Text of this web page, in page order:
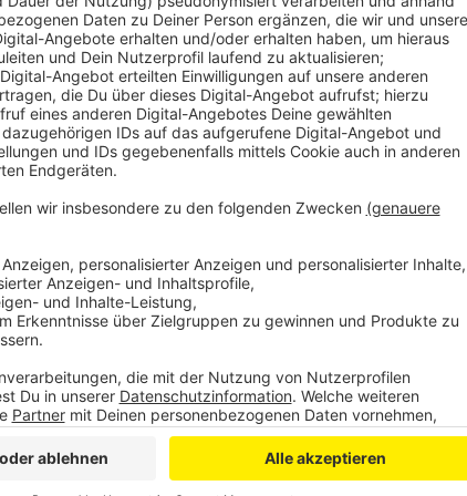
Denn Lufthansa sei am Airport kaum vertreten, so Schmid
"Wir haben fünf tägliche Abflüge der Lufthansa und
Personal mehr am Standort, von daher gehe ich davon
hier für uns in Köln/Bonn in Grenzen halten werden."
Probleme macht dem Flughafen aber weiter die Lage an
Flughafen prüft jetzt, wie der Flugplan entzerrt werden
auf andere Tageszeiten verschoben werden könnten, im
streichen, so Schmid.